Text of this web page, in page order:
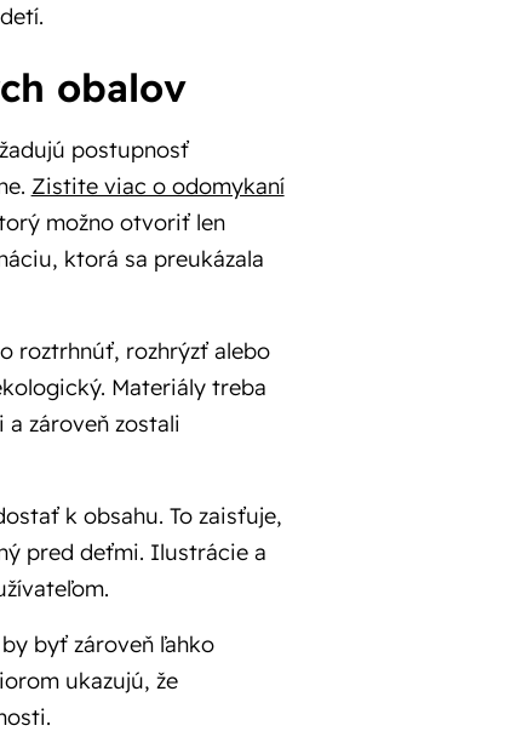
obalov
postupnosť
Zistite viac o odomykaní
možno otvoriť len
ktorá sa preukázala
roztrhnúť, rozhrýzť alebo
Materiály treba
zároveň zostali
k obsahu. To zaisťuje,
pred deťmi. Ilustrácie a
byť zároveň ľahko
ukazujú, že